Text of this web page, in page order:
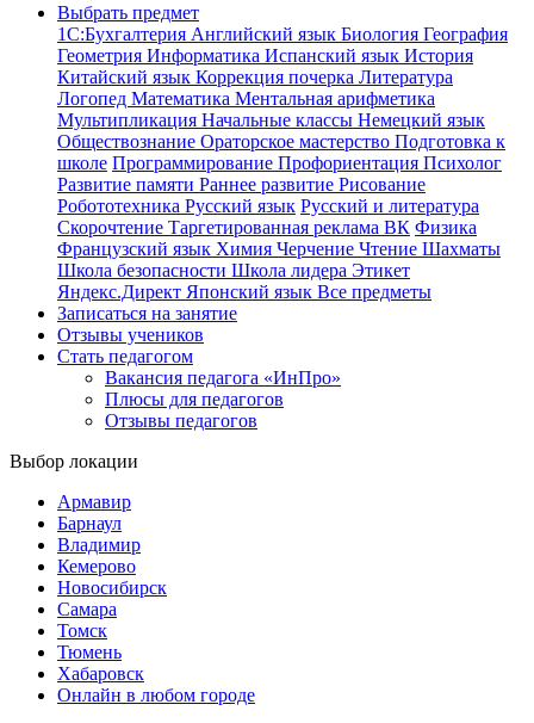
Выбрать предмет
1С:Бухгалтерия Английский язык Биология География
Геометрия Информатика Испанский язык История
Китайский язык Коррекция почерка Литература
Логопед Математика Ментальная арифметика
Мультипликация Начальные классы Немецкий язык
Обществознание Ораторское мастерство Подготовка к
школе Программирование Профориентация Психолог
Развитие памяти Раннее развитие Рисование
Робототехника Русский язык Русский и литература
Скорочтение Таргетированная реклама ВК Физика
Французский язык Химия Черчение Чтение Шахматы
Школа безопасности Школа лидера Этикет
Яндекс.Директ Японский язык Все предметы
Записаться на занятие
Отзывы учеников
Стать педагогом
Вакансия педагога «ИнПро»
Плюсы для педагогов
Отзывы педагогов
Выбор локации
Армавир
Барнаул
Владимир
Кемерово
Новосибирск
Самара
Томск
Тюмень
Хабаровск
Онлайн в любом городе